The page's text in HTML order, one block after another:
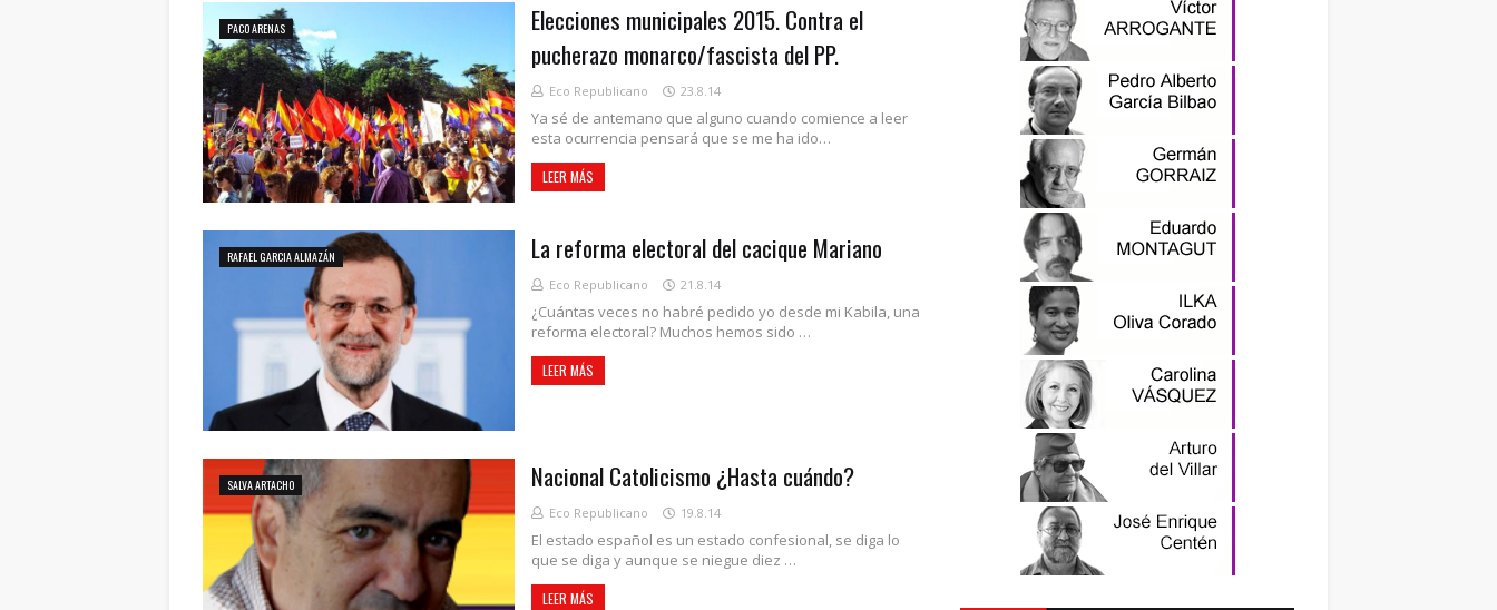
PACO ARENAS
Elecciones municipales 2015. Contra el
pucherazo monarco/fascista del PP.
Eco Republicano 23.8.14
Ya sé de antemano que alguno cuando comience a leer
esta ocurrencia pensará que se me ha ido…
LEER MÁS
RAFAEL GARCIA ALMAZÁN La reforma electoral del cacique Mariano
Eco Republicano 21.8.14
¿Cuántas veces no habré pedido yo desde mi Kabila, una
reforma electoral? Muchos hemos sido …
LEER MÁS
SALVA ARTACHO Nacional Catolicismo ¿Hasta cuándo?
Eco Republicano 19.8.14
El estado español es un estado confesional, se diga lo
que se diga y aunque se niegue diez …
LEER MÁS